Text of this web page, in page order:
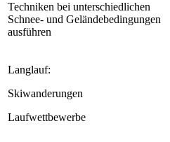
Techniken bei unterschiedlichen
Schnee- und Geländebedingungen
ausführen
Langlauf:
Skiwanderungen
Laufwettbewerbe